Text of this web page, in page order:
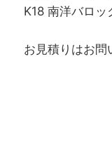
K18 南洋バロ
お見積りはお問